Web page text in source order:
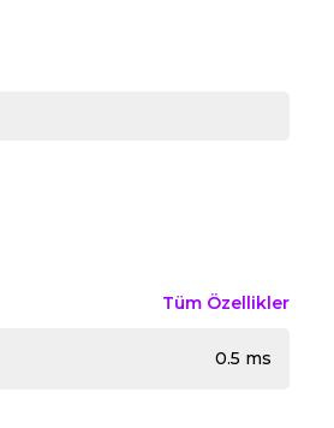
Tüm Özellikler
0.5 ms